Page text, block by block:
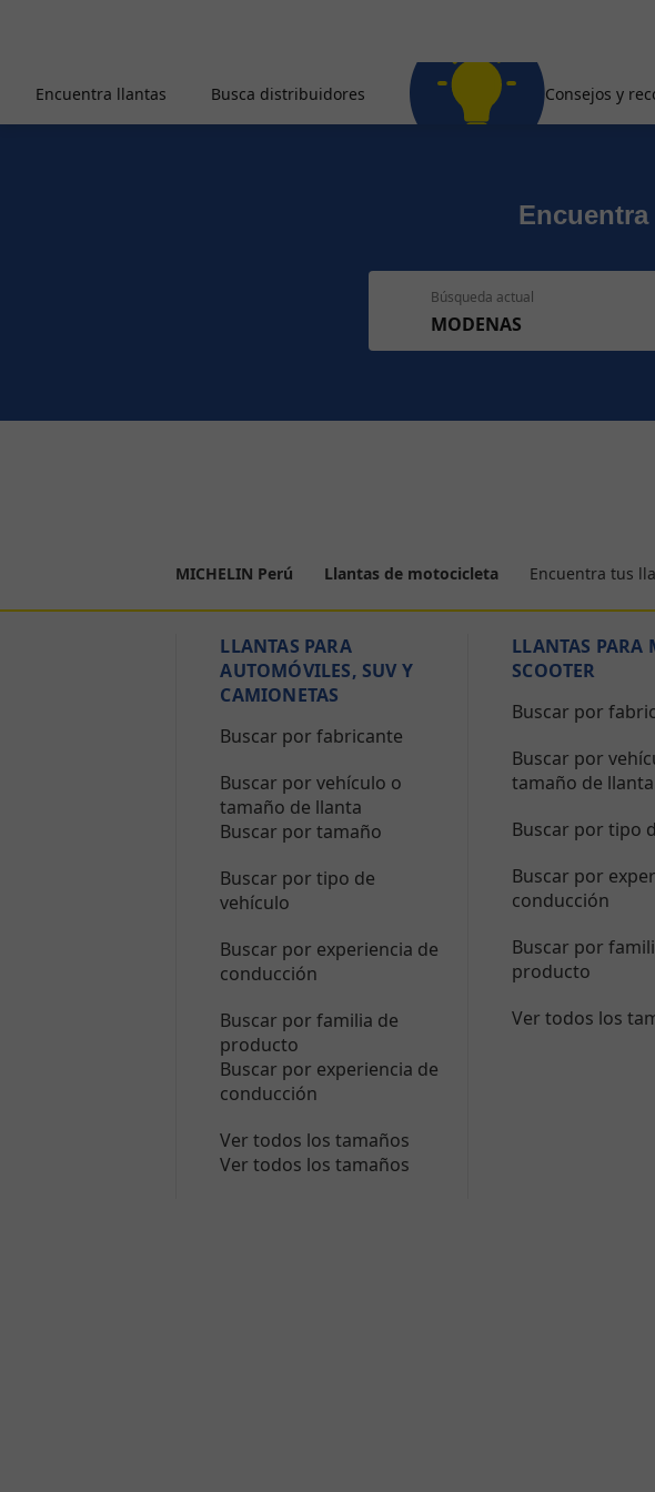
Encuentra llantas Busca distribuidores Consejos y
Búsqueda actual
MODENAS
MICHELIN Perú Llantas de motocicleta Encuentra tus
LLANTAS PARA
AUTOMÓVILES, SUV Y
CAMIONETAS
Buscar por fabricante
Buscar por vehículo o
tamaño de llanta
Buscar por tamaño
Buscar por tipo de
vehículo
Buscar por experiencia de
conducción
Buscar por familia de
producto
Buscar por experiencia de
conducción
Ver todos los tamaños
Ver todos los tamaños
LLANTAS PARA
SCOOTER
Buscar por
Buscar por
tamaño de llanta
Buscar por tipo
Buscar por
conducción
Buscar por
producto
Ver todos los